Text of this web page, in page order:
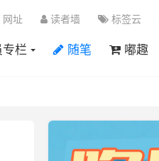
栏 随笔 嘟趣
网址 读者墙 标签云